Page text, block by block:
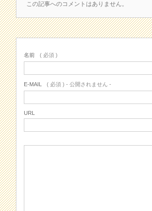
この記事へのコメントはありません。
名前 ( 必須 )
E-MAIL ( 必須 ) - 公開されません -
URL